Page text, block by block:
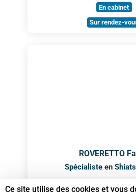
En cabinet
Sur rendez-
ROVERETTO
Spécialiste en
Ce site utilise des cookies et vous